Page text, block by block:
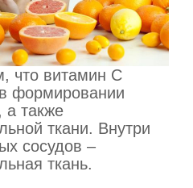
что витамин С
в формировании
а также
ткани. Внутри
сосудов –
ткань.